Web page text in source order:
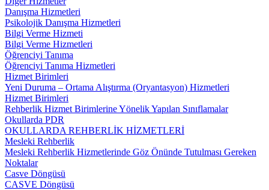
Danışma Hizmetleri
Psikolojik Danışma Hizmetleri
Bilgi Verme Hizmeti
Bilgi Verme Hizmetleri
Öğrenciyi Tanıma
Öğrenciyi Tanıma Hizmetleri
Hizmet Birimleri
Yeni Duruma – Ortama Alıştırma (Oryantasyon) Hizmetleri
Hizmet Birimleri
Rehberlik Hizmet Birimlerine Yönelik Yapılan Sınıflamalar
Okullarda PDR
OKULLARDA REHBERLİK HİZMETLERİ
Mesleki Rehberlik
Mesleki Rehberlik Hizmetlerinde Göz Önünde Tutulması Gereken
Noktalar
Casve Döngüsü
CASVE Döngüsü